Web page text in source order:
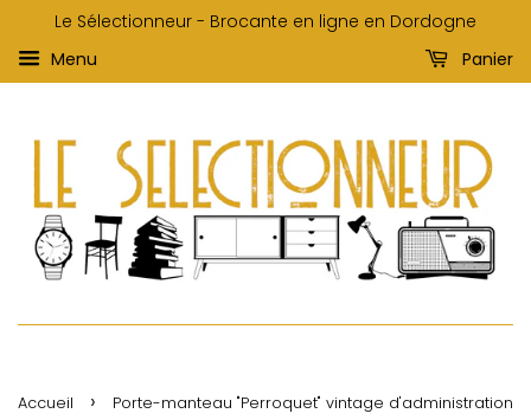
Le Sélectionneur - Brocante en ligne en Dordogne
Menu
Panier
Accueil ›
Porte-manteau "Perroquet" vintage d'administration